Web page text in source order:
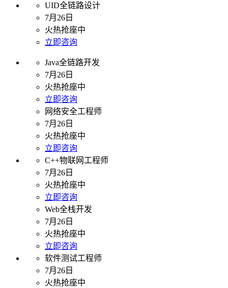
UID全链路设计
7月26日
火热抢座中
立即咨询
Java全链路开发
7月26日
火热抢座中
立即咨询
网络安全工程师
7月26日
火热抢座中
立即咨询
C++物联网工程师
7月26日
火热抢座中
立即咨询
Web全栈开发
7月26日
火热抢座中
立即咨询
软件测试工程师
7月26日
火热抢座中